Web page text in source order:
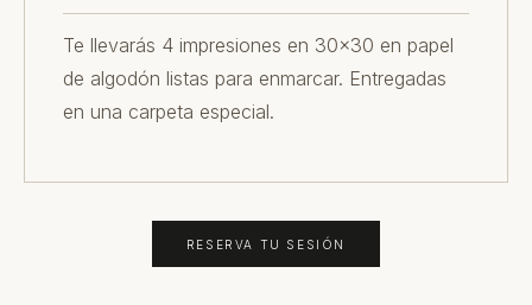
Te llevarás 4 impresiones en 30x30 en papel
de algodón listas para enmarcar. Entregadas
en una carpeta especial.
RESERVA TU SESIÓN